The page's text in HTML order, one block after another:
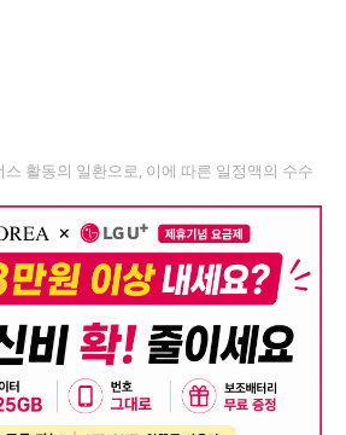
활동의 일환으로, 이에 따른 일정액의 수수